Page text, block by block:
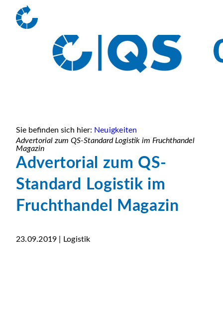
Sie befinden sich hier: Neuigkeiten
Advertorial zum QS-Standard Logistik im Fruchthandel
Magazin
Advertorial zum QS-
Standard Logistik im
Fruchthandel Magazin
23.09.2019 | Logistik